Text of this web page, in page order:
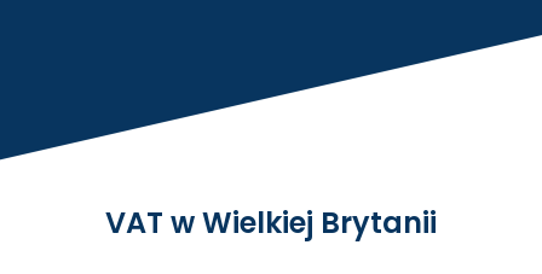
VAT w Wielkiej Brytanii